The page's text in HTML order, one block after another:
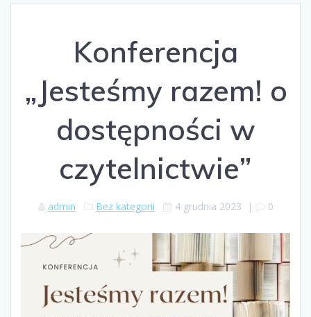
Konferencja
„Jesteśmy razem! o
dostępności w
czytelnictwie”
admin Bez kategorii 4 grudnia 2023 | 0